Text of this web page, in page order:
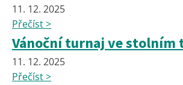
11. 12. 2025
Přečíst >
Vánoční turnaj ve stolním
11. 12. 2025
Přečíst >